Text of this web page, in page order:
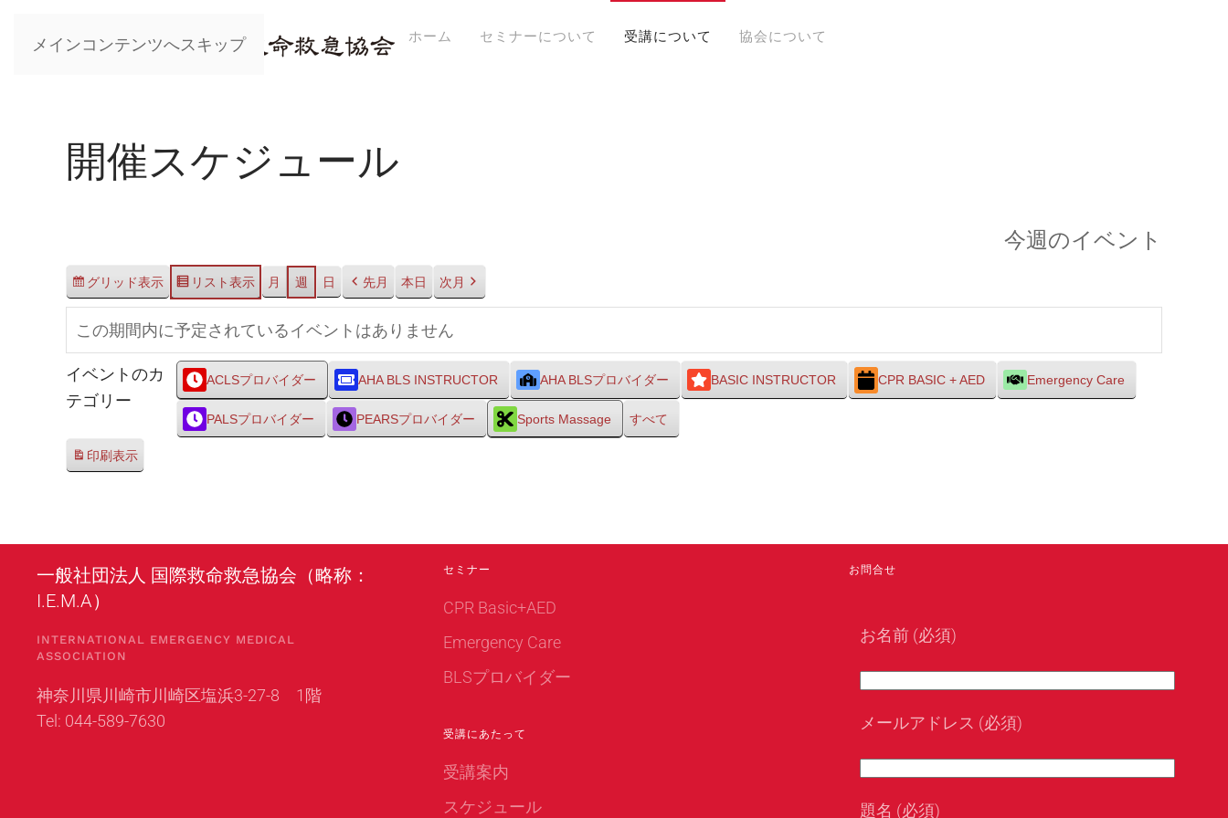
メインコンテンツへスキップ ホーム セミナーについて 受講について 協会について
開催スケジュール
今週のイベント
グリッド表示 リスト表示 月 週 日 先月 本日 次月
この期間内に予定されているイベントはありません
イベントのカ
テゴリー
ACLSプロバイダー AHA BLS INSTRUCTOR AHA BLSプロバイダー BASIC INSTRUCTOR CPR BASIC + AED Emergency Care
PALSプロバイダー PEARSプロバイダー Sports Massage すべて
印刷表示
一般社団法人 国際救命救急協会（略称：
I.E.M.A）
INTERNATIONAL EMERGENCY MEDICAL
ASSOCIATION
神奈川県川崎市川崎区塩浜3-27-8 1階
Tel: 044-589-7630
セミナー
CPR Basic+AED
Emergency Care
BLSプロバイダー
受講にあたって
受講案内
スケジュール
お問合せ
お名前 (必須)
メールアドレス (必須)
題名 (必須)